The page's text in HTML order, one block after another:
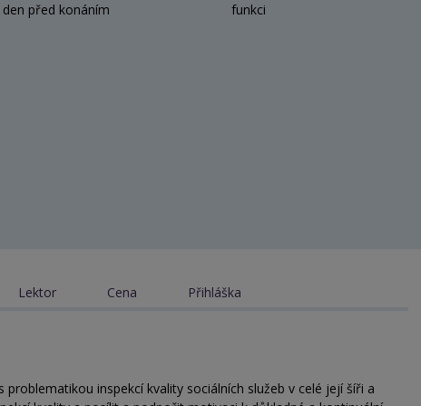
den před konáním
funkci
Lektor Cena Přihláška
inspekcí kvality sociálních služeb v celé její šíři a